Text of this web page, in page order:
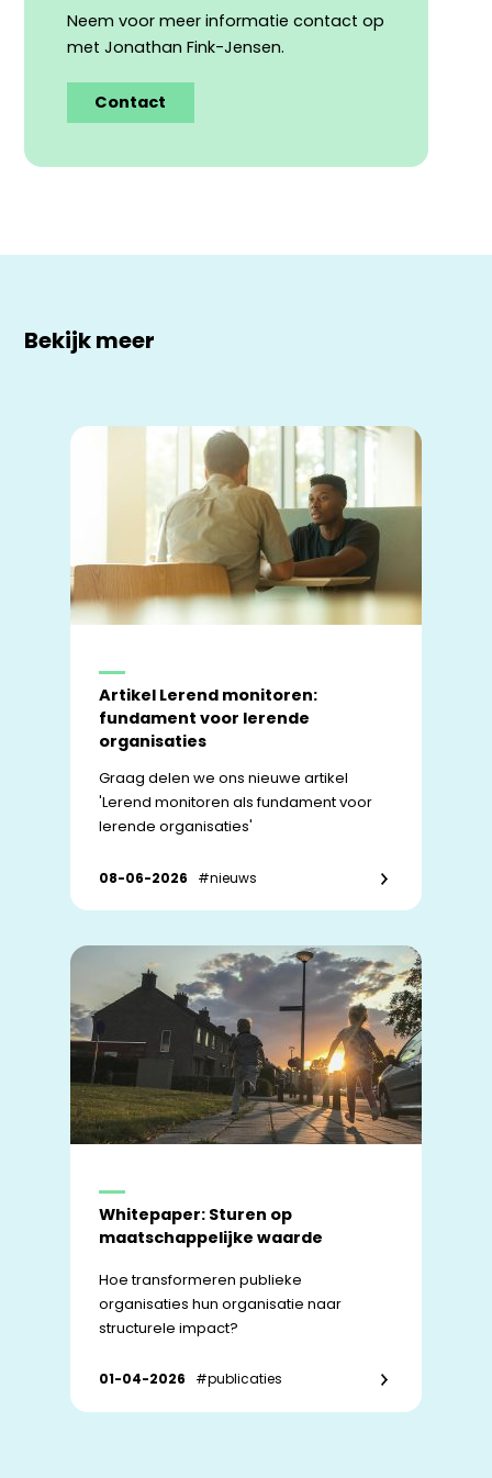
Neem voor meer informatie contact op
met Jonathan Fink-Jensen.
Contact
Bekijk meer
Artikel Lerend monitoren:
fundament voor lerende
organisaties
Graag delen we ons nieuwe artikel
'Lerend monitoren als fundament voor
lerende organisaties'
08-06-2026 #nieuws
Whitepaper: Sturen op
maatschappelijke waarde
Hoe transformeren publieke
organisaties hun organisatie naar
structurele impact?
01-04-2026 #publicaties